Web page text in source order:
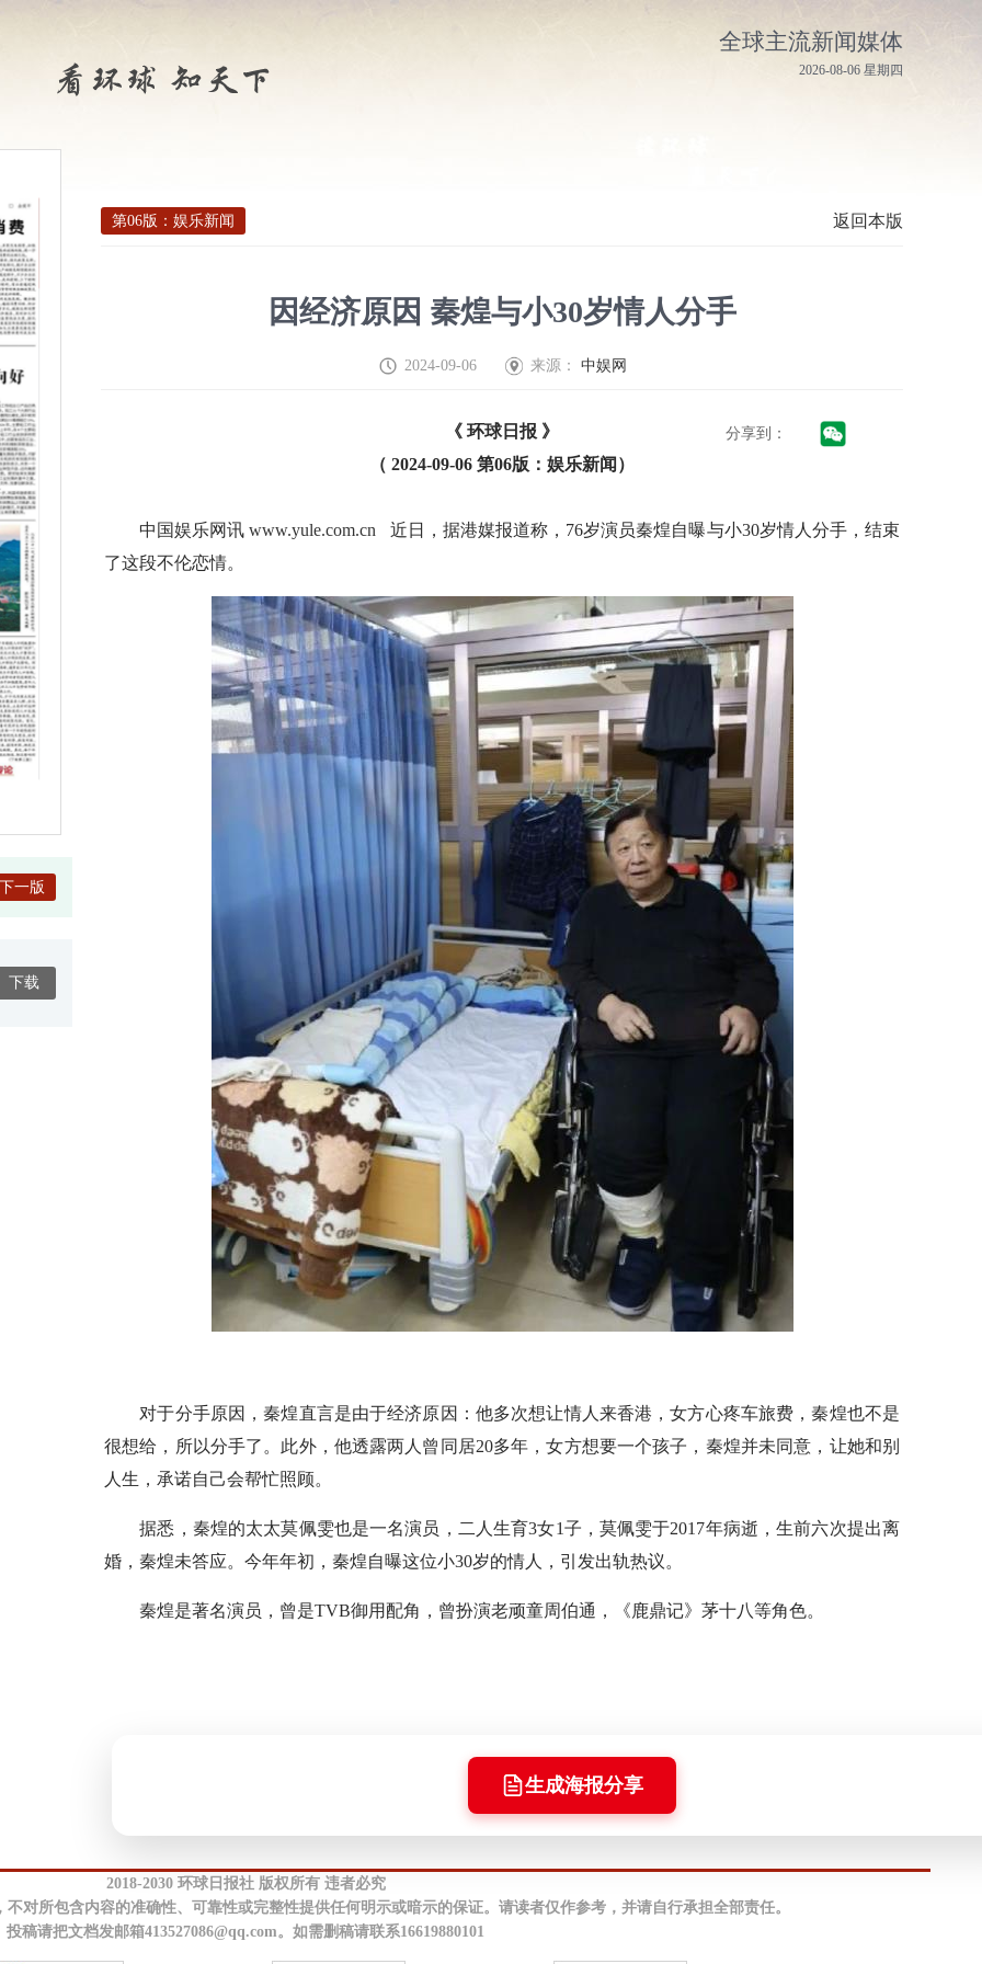
全球主流新闻媒体
2026-08-06 星期四
下一版
下载
第06版：娱乐新闻 返回本版
因经济原因 秦煌与小30岁情人分手
2024-09-06 来源： 中娱网
分享到：
《 环球日报 》
（ 2024-09-06 第06版：娱乐新闻）
中国娱乐网讯www.yule.com.cn 近日，据港媒报道称，76岁演员秦煌自曝与小30岁情人分手，结束
了这段不伦恋情。
对于分手原因，秦煌直言是由于经济原因：他多次想让情人来香港，女方心疼车旅费，秦煌也不是
很想给，所以分手了。此外，他透露两人曾同居20多年，女方想要一个孩子，秦煌并未同意，让她和别
人生，承诺自己会帮忙照顾。
据悉，秦煌的太太莫佩雯也是一名演员，二人生育3女1子，莫佩雯于2017年病逝，生前六次提出离
婚，秦煌未答应。今年年初，秦煌自曝这位小30岁的情人，引发出轨热议。
秦煌是著名演员，曾是TVB御用配角，曾扮演老顽童周伯通，《鹿鼎记》茅十八等角色。
生成海报分享
2018-2030 环球日报社 版权所有 违者必究
对所包含内容的准确性、可靠性或完整性提供任何明示或暗示的保证。请读者仅作参考，并请自行承担全部责任。
投稿请把文档发邮箱413527086@qq.com。如需删稿请联系16619880101